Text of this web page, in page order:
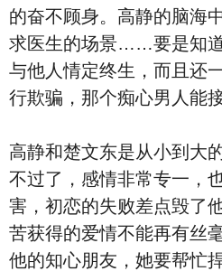
的奋不顾身。高静的脑海
求医生的场景……要是知
与他人情定终生，而且还
行欺骗，那个痴心男人能
高静和楚文东是从小到大
不过了，感情非常专一，
害，初恋的失败差点毁了
苦获得的爱情不能再有丝
他的知心朋友，她要帮忙